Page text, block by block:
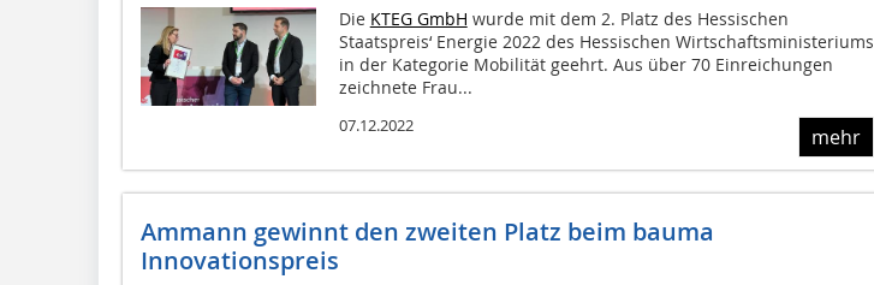
Die KTEG GmbH wurde mit dem 2. Platz des Hessischen
Staatspreis‘ Energie 2022 des Hessischen Wirtschaftsministeriums
in der Kategorie Mobilität geehrt. Aus über 70 Einreichungen
zeichnete Frau...
07.12.2022 mehr
Ammann gewinnt den zweiten Platz beim bauma
Innovationspreis